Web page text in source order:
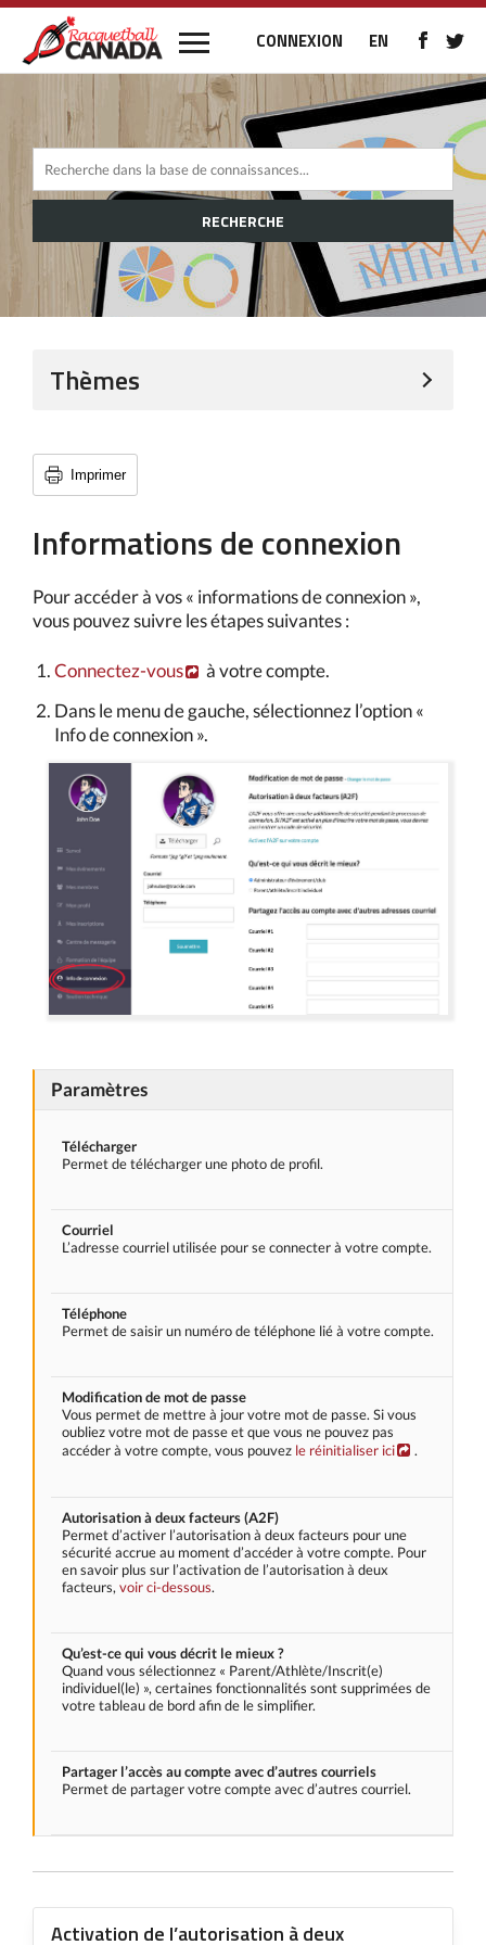
CONNEXION EN
RECHERCHE
Thèmes
Imprimer
Informations de connexion
Pour accéder à vos « informations de connexion »,
vous pouvez suivre les étapes suivantes :
Connectez-vous
à votre compte.
Dans le menu de gauche, sélectionnez l’option «
Info de connexion ».
Paramètres
Télécharger
Permet de télécharger une photo de profil.
Courriel
L’adresse courriel utilisée pour se connecter à votre compte.
Téléphone
Permet de saisir un numéro de téléphone lié à votre compte.
Modification de mot de passe
Vous permet de mettre à jour votre mot de passe. Si vous
oubliez votre mot de passe et que vous ne pouvez pas
accéder à votre compte, vous pouvez le réinitialiser ici .
Autorisation à deux facteurs (A2F)
Permet d’activer l’autorisation à deux facteurs pour une
sécurité accrue au moment d’accéder à votre compte. Pour
en savoir plus sur l’activation de l’autorisation à deux
facteurs, voir ci-dessous.
Qu’est-ce qui vous décrit le mieux ?
Quand vous sélectionnez « Parent/Athlète/Inscrit(e)
individuel(le) », certaines fonctionnalités sont supprimées de
votre tableau de bord afin de le simplifier.
Partager l’accès au compte avec d’autres courriels
Permet de partager votre compte avec d’autres courriel.
Activation de l’autorisation à deux